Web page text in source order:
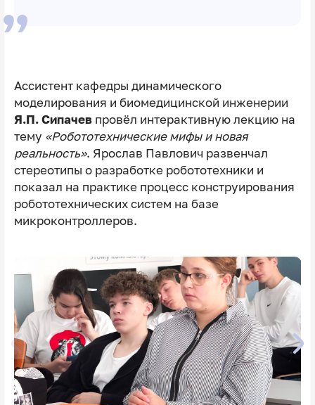
Ассистент кафедры динамического
моделирования и биомедицинской инженерии
Я.П. Сипачевпровёл интерактивную лекцию на
тему «Робототехнические мифы и новая
реальность». Ярослав Павлович развенчал
стереотипы о разработке робототехники и
показал на практике процесс конструирования
робототехнических систем на базе
микроконтроллеров.